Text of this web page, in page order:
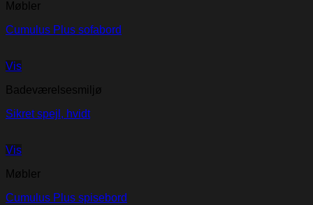
Møbler
Cumulus Plus sofabord
Vis
Badeværelsesmiljø
Sikret spejl, hvidt
Vis
Møbler
Cumulus Plus spisebord